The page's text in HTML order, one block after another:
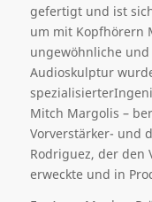
gefertigt und ist
um mit Kopfhörern
ungewöhnliche
Audioskulptur
Mitch Margolis –
Vorverstärker- und
Rodriguez, der den
erweckte und in